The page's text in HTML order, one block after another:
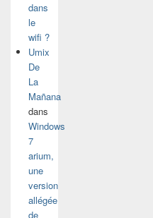
dans
le
wifi ?
Umix
De
La
Mañana
dans
Windows
7
arium,
une
version
allégée
de